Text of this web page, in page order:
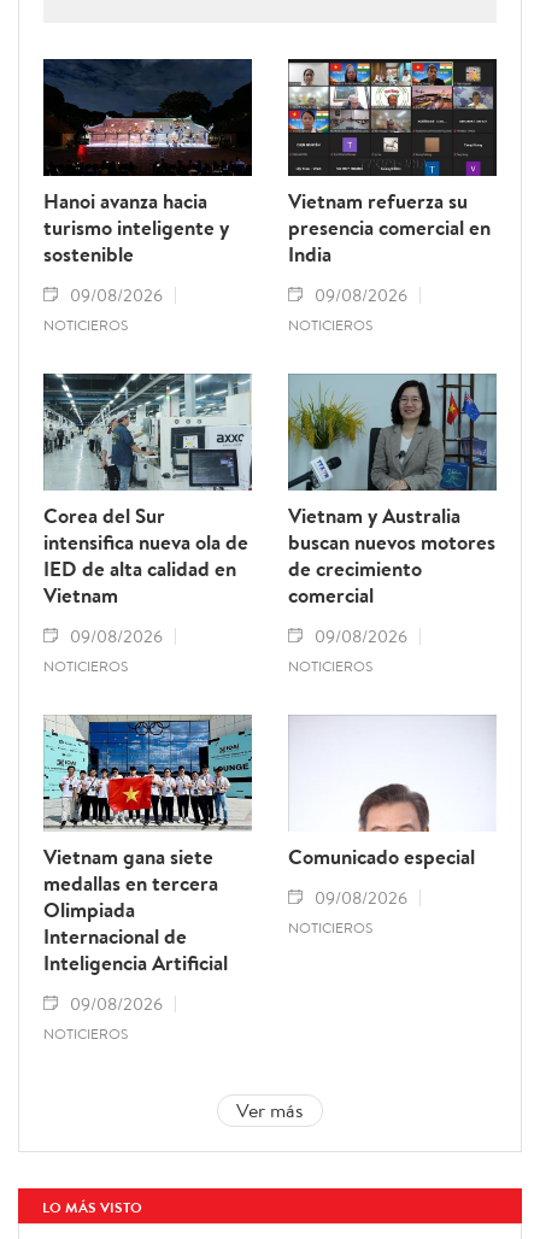
presidente de la Asamblea Nacional de Laos.
Hanoi avanza hacia
turismo inteligente y
sostenible
09/08/2026
NOTICIEROS
Vietnam refuerza su
presencia comercial en
India
09/08/2026
NOTICIEROS
Corea del Sur
intensifica nueva ola de
IED de alta calidad en
Vietnam
09/08/2026
NOTICIEROS
Vietnam y Australia
buscan nuevos motores
de crecimiento
comercial
09/08/2026
NOTICIEROS
Vietnam gana siete
medallas en tercera
Olimpiada
Internacional de
Inteligencia Artificial
09/08/2026
NOTICIEROS
Comunicado especial
09/08/2026
NOTICIEROS
Ver más
LO MÁS VISTO